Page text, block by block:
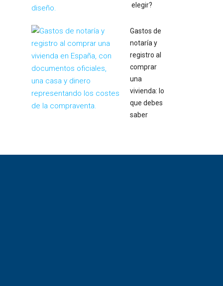
elegir?
Gastos de
notaría y
registro al
comprar
una
vivienda: lo
que debes
saber